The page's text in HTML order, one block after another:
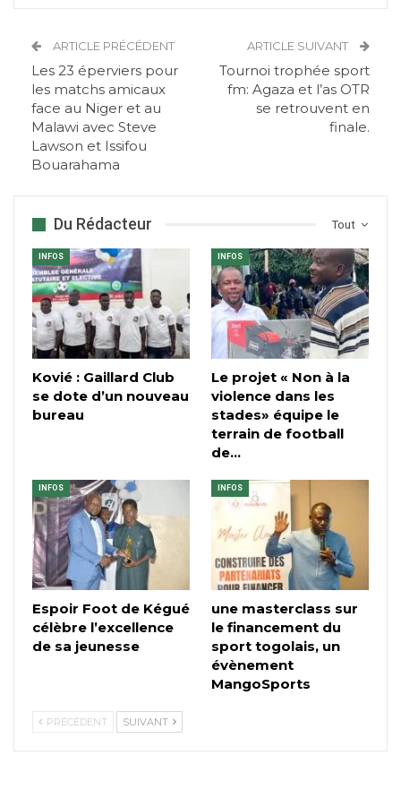
ARTICLE PRÉCÉDENT
Les 23 éperviers pour
les matchs amicaux
face au Niger et au
Malawi avec Steve
Lawson et Issifou
Bouarahama
ARTICLE SUIVANT
Tournoi trophée sport
fm: Agaza et l’as OTR
se retrouvent en
finale.
Tout
Du Rédacteur
INFOS
Kovié : Gaillard Club
se dote d’un nouveau
bureau
INFOS
Le projet « Non à la
violence dans les
stades» équipe le
terrain de football
de…
INFOS
Espoir Foot de Kégué
célèbre l’excellence
de sa jeunesse
INFOS
une masterclass sur
le financement du
sport togolais, un
évènement
MangoSports
PRÉCÉDENT SUIVANT